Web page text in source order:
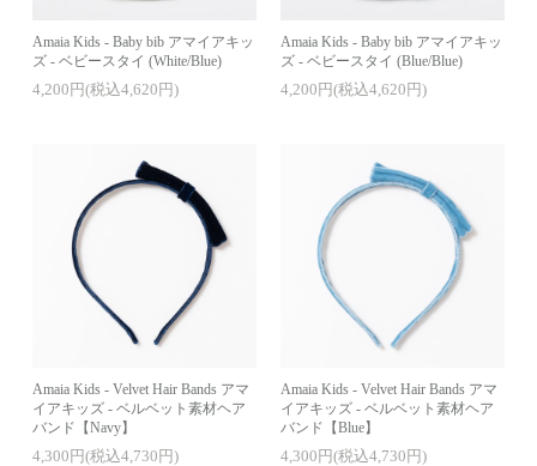
Amaia Kids - Baby bib アマイアキッ
ズ - ベビースタイ (White/Blue)
4,200円(税込4,620円)
Amaia Kids - Baby bib アマイアキッ
ズ - ベビースタイ (Blue/Blue)
4,200円(税込4,620円)
Amaia Kids - Velvet Hair Bands アマ
イアキッズ - ベルベット素材ヘア
バンド【Navy】
4,300円(税込4,730円)
Amaia Kids - Velvet Hair Bands アマ
イアキッズ - ベルベット素材ヘア
バンド【Blue】
4,300円(税込4,730円)